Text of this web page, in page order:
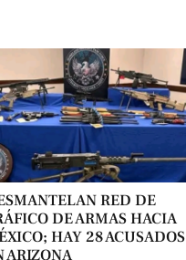
RED DE
DE ARMAS HACIA
HAY 28 ACUSADOS
ARIZONA